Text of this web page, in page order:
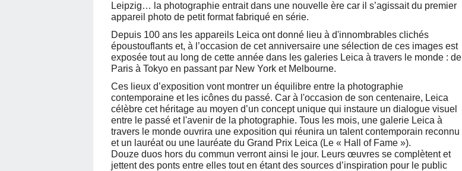
Leipzig… la photographie entrait dans une nouvelle ère car il s’agissait du premier
appareil photo de petit format fabriqué en série.
Depuis 100 ans les appareils Leica ont donné lieu à d'innombrables clichés
époustouflants et, à l’occasion de cet anniversaire une sélection de ces images est
exposée tout au long de cette année dans les galeries Leica à travers le monde : de
Paris à Tokyo en passant par New York et Melbourne.
Ces lieux d’exposition vont montrer un équilibre entre la photographie
contemporaine et les icônes du passé. Car à l'occasion de son centenaire, Leica
célèbre cet héritage au moyen d’un concept unique qui instaure un dialogue visuel
entre le passé et l'avenir de la photographie. Tous les mois, une galerie Leica à
travers le monde ouvrira une exposition qui réunira un talent contemporain reconnu
et un lauréat ou une lauréate du Grand Prix Leica (Le « Hall of Fame »).
Douze duos hors du commun verront ainsi le jour. Leurs œuvres se complètent et
jettent des ponts entre elles tout en étant des sources d’inspiration pour le public